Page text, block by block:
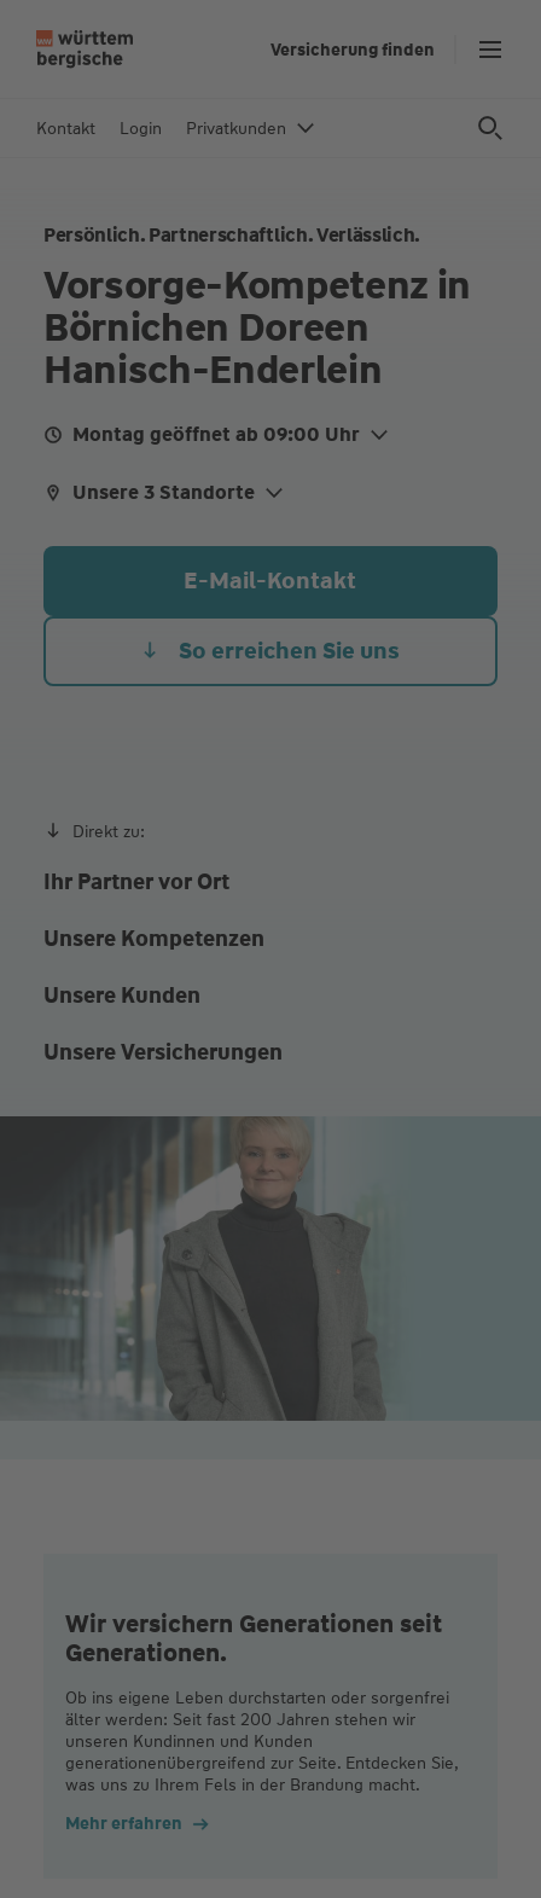
In
Versicherung finden
Kontakt Login Privatkunden
Persönlich. Partnerschaftlich. Verlässlich.
Vorsorge-Kompetenz in
Börnichen Doreen
Hanisch-Enderlein
Montag geöffnet ab 09:00 Uhr
Mo.
09:00 - 14:00
und nach Vereinbarung
Unsere 3 Standorte
Dorfstraße 38, 09437 Börnichen/Erzgeb.
Hauptstraße 68, 09619 Mulda
Schillerstraße 40, 09427 Ehrenfriedersdorf
E-Mail-Kontakt
So erreichen Sie uns
Direkt zu:
Ihr Partner vor Ort
Unsere Kompetenzen
Unsere Kunden
Unsere Versicherungen
Wir versichern Generationen seit
Generationen.
Ob ins eigene Leben durchstarten oder sorgenfrei
älter werden: Seit fast 200 Jahren stehen wir
unseren Kundinnen und Kunden
generationenübergreifend zur Seite. Entdecken Sie,
was uns zu Ihrem Fels in der Brandung macht.
Mehr erfahren